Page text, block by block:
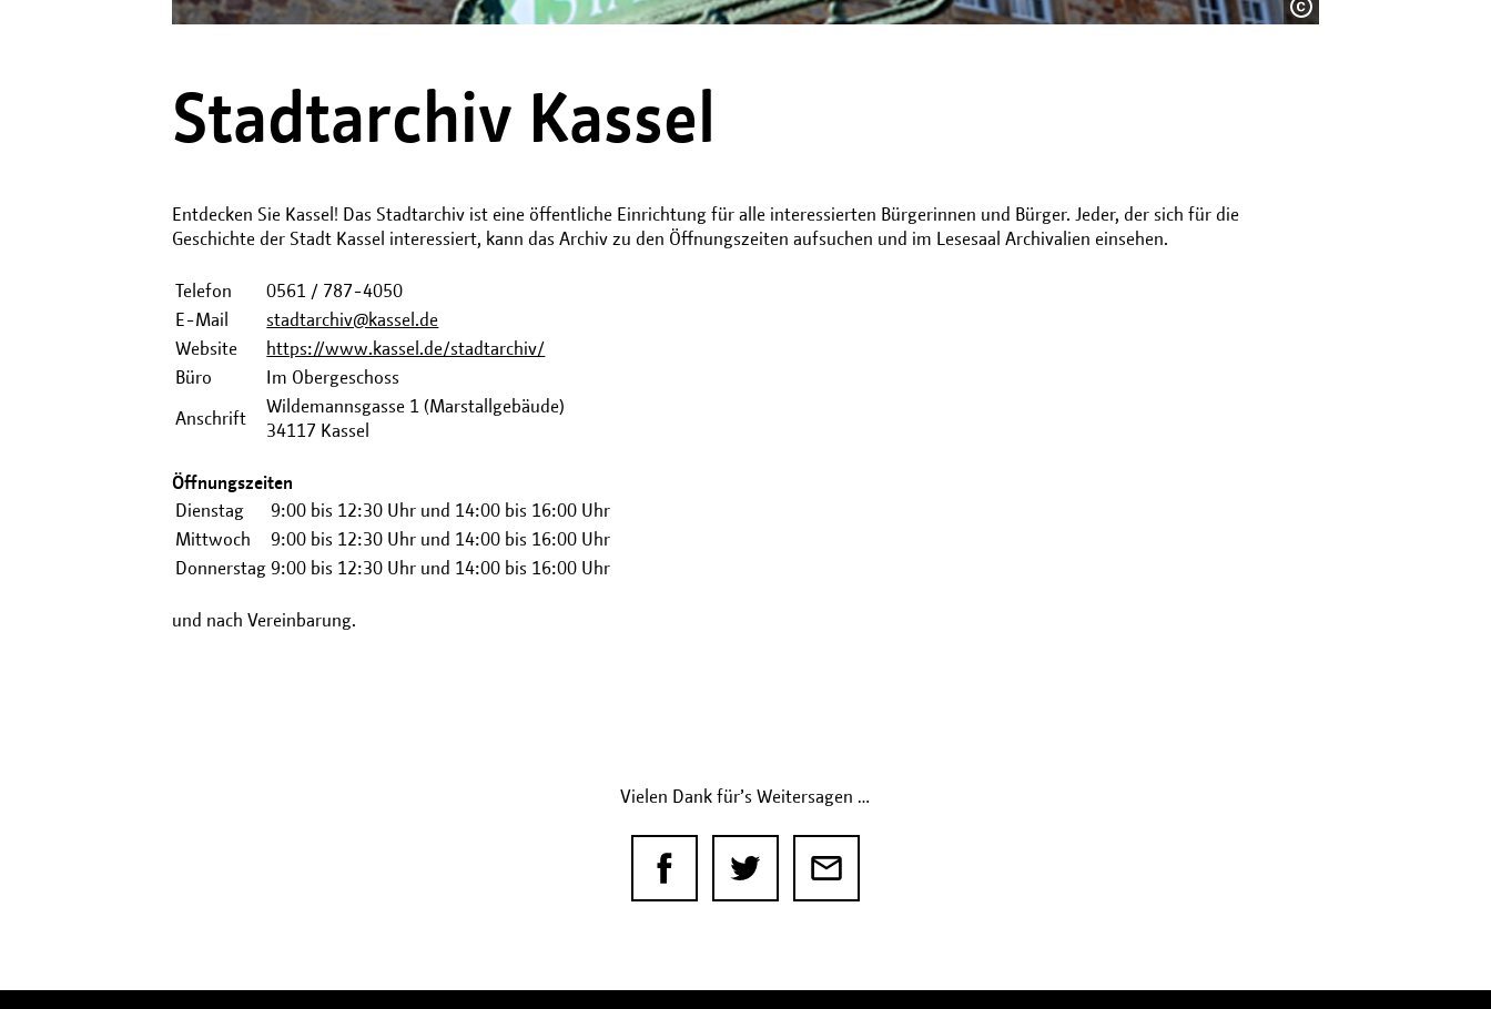
Stadtarchiv Kassel
Entdecken Sie Kassel! Das Stadtarchiv ist eine öffentliche Einrichtung für alle interessierten Bürgerinnen und Bürger. Jeder, der sich für die
Geschichte der Stadt Kassel interessiert, kann das Archiv zu den Öffnungszeiten aufsuchen und im Lesesaal Archivalien einsehen.
Telefon
0561 / 787-4050
E-Mail
stadtarchiv@kassel.de
Website
https://www.kassel.de/stadtarchiv/
Büro
Im Obergeschoss
Anschrift
Wildemannsgasse 1 (Marstallgebäude)
34117 Kassel
Öffnungszeiten
Dienstag
9:00 bis 12:30 Uhr und 14:00 bis 16:00 Uhr
Mittwoch
9:00 bis 12:30 Uhr und 14:00 bis 16:00 Uhr
Donnerstag 9:00 bis 12:30 Uhr und 14:00 bis 16:00 Uhr
und nach Vereinbarung.
Vielen Dank für’s Weitersagen …